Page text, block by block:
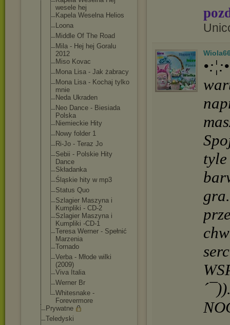
wesele hej
Kapela Weselna Helios
Loona
Middle Of The Road
Mila - Hej hej Goralu
2012
Miso Kovac
Mona Lisa - Jak żabracy
Mona Lisa - Kochaj tylko
mnie
Neda Ukraden
Neo Dance - Biesiada
Polska
Niemieckie Hity
Nowy folder 1
Ri-Jo - Teraz Jo
Sebii - Polskie Hity
Dance
Składanka
Śląskie hity w mp3
Status Quo
Szlagier Maszyna i
Kumpliki - CD-2
Szlagier Maszyna i
Kumpliki -CD-1
Teresa Werner - Spełnić
Marzenia
Tornado
Verba - Młode wilki
(2009)
Viva Italia
Werner Br
Whitesnake -
Forevermore
Prywatne
Teledyski